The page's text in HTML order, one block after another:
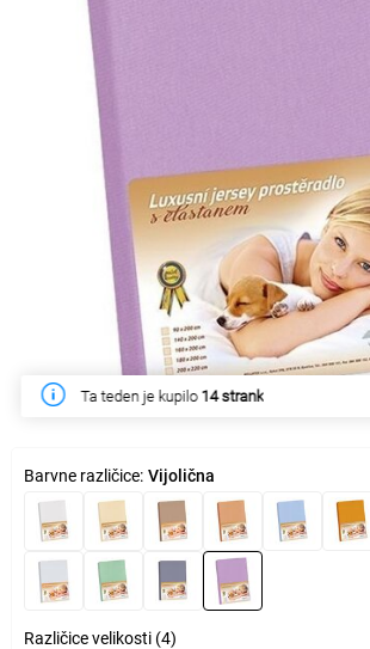
Ta teden je kupilo 14 strank
Barvne različice: Vijolična
Različice velikosti (4)